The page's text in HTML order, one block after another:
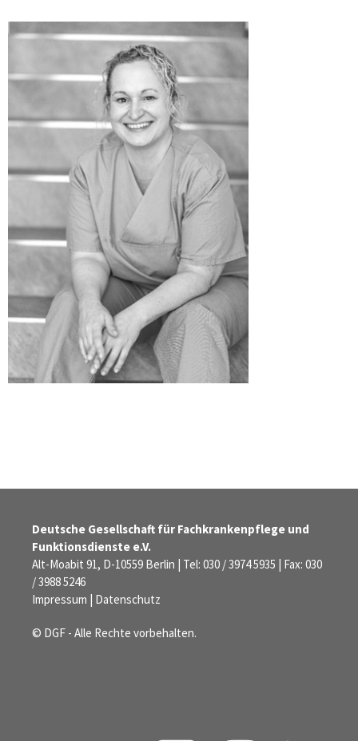
Deutsche Gesellschaft für Fachkrankenpflege und
Funktionsdienste e.V.
Alt-Moabit 91, D-10559 Berlin | Tel: 030 / 3974 5935 | Fax: 030
/ 3988 5246
Impressum | Datenschutz
© DGF - Alle Rechte vorbehalten.